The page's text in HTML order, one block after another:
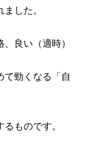
した。
良い（適時）
て勁くなる「自
ものです。